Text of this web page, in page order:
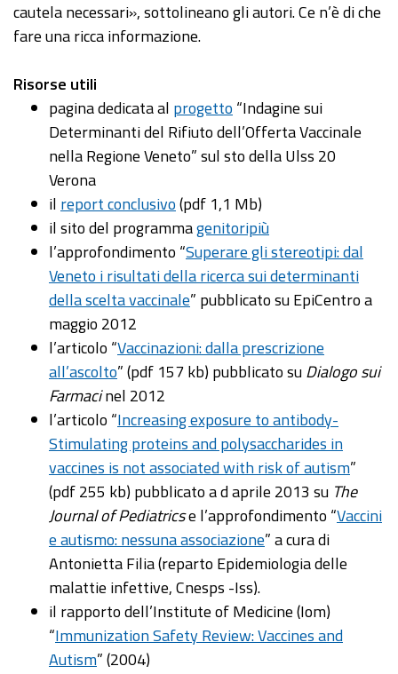
cautela necessari», sottolineano gli autori. Ce n’è di che
fare una ricca informazione.
Risorse utili
pagina dedicata al progetto “Indagine sui
Determinanti del Rifiuto dell’Offerta Vaccinale
nella Regione Veneto” sul sto della Ulss 20
Verona
il report conclusivo(pdf 1,1 Mb)
il sito del programmagenitoripiù
l’approfondimento “Superare gli stereotipi: dal
Veneto i risultati della ricerca sui determinanti
della scelta vaccinale” pubblicato su EpiCentro a
maggio 2012
l’articolo “Vaccinazioni: dalla prescrizione
all’ascolto” (pdf 157 kb) pubblicato suDialogo sui
Farmacinel 2012
l’articolo “Increasing exposure to antibody-
Stimulating proteins and polysaccharides in
vaccines is not associated with risk of autism”
(pdf 255 kb) pubblicato a d aprile 2013 su The
Journal of Pediatricse l’approfondimento “Vaccini
e autismo: nessuna associazione” a cura di
Antonietta Filia (reparto Epidemiologia delle
malattie infettive, Cnesps -Iss).
il rapporto dell’Institute of Medicine (Iom)
“Immunization Safety Review: Vaccines and
Autism” (2004)